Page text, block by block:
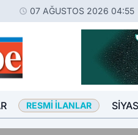
07 AĞUSTOS 2026 04:55
RESMI İLANLAR